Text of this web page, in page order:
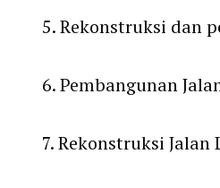
5. Rekonstruksi dan
6. Pembangunan
7. Rekonstruksi